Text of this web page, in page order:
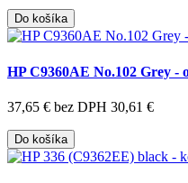
Do košíka
HP C9360AE No.102 Grey -
37,65 € bez DPH 30,61 €
Do košíka